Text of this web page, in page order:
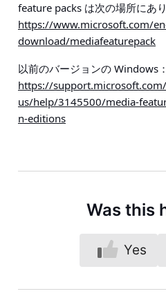
feature packs は次の場所にあり
https://www.microsoft.com/
download/mediafeaturepack
以前のバージョンの Windows：
https://
us/help/3145500/media-
n-editions
Was this
Yes